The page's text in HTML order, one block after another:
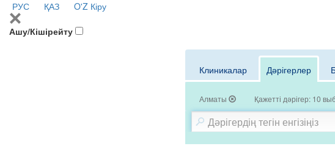
РУС ҚАЗ O'Z Кіру
Ашу/Кішірейту
Клиникалар Дәрігерлер
Алматы Қажетті дәрігер: 10